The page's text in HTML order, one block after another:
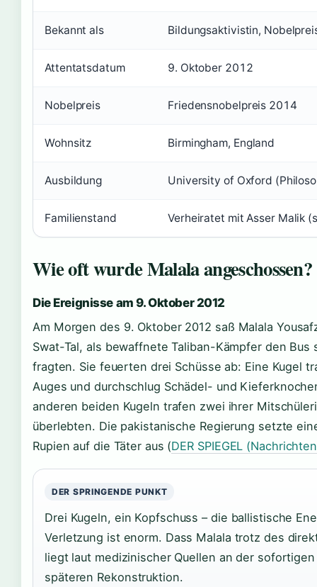
Bekannt als Bildungsaktivistin,
Attentatsdatum 9. Oktober 2012
Nobelpreis Friedensnobelpreis 2014
Wohnsitz Birmingham, England
Ausbildung University of Oxford
Familienstand Verheiratet mit Asser Malik
Wie oft wurde Malala angeschossen?
Die Ereignisse am 9. Oktober 2012
Am Morgen des 9. Oktober 2012 saß Malala
Swat-Tal, als bewaffnete Taliban-Kämpfer den
fragten. Sie feuerten drei Schüsse ab: Eine Kugel
Auges und durchschlug Schädel- und
anderen beiden Kugeln trafen zwei ihrer
überlebten. Die pakistanische Regierung setzte
Rupien auf die Täter aus (DER SPIEGEL
DER SPRINGENDE PUNKT
Drei Kugeln, ein Kopfschuss – die ballistische
Verletzung ist enorm. Dass Malala trotz des
liegt laut medizinischer Quellen an der
späteren Rekonstruktion.